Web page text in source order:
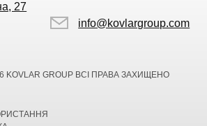
27
info@kovlargroup.com
KOVLAR GROUP ВСІ ПРАВА ЗАХИЩЕНО